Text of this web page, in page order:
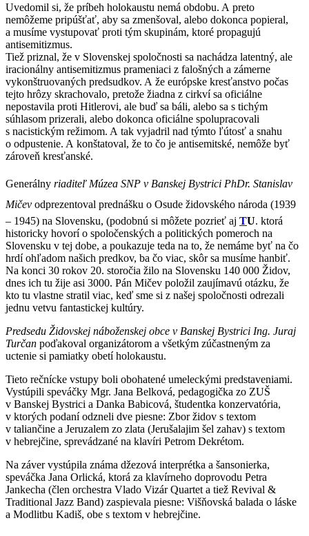
Uvedomil si, že príbeh holokaustu nemá obdobu. A preto
nemôžeme pripúšťať, aby sa zmenšoval, alebo dokonca popieral,
a musíme vystupovať proti tým skupinám, ktoré propagujú
antisemitizmus.
Tiež priznal, že v Slovenskej spoločnosti sa nachádza latentný, ale
iracionálny antisemitizmus prameniaci z falošných a zámerne
vykonštruovaných predsudkov. A že európske kresťanstvo počas
tejto hrôzy skrachovalo, pretože žiadna z cirkví sa oficiálne
nepostavila proti Hitlerovi, ale buď sa báli, alebo sa s tichým
súhlasom prizerali, alebo dokonca oficiálne spolupracovali
s nacistickým režimom. A tak vyjadril nad týmto ľútosť a snahu
o odpustenie. A konštatoval, že to čo je antisemitské, nemôže byť
zároveň kresťanské.
Generálny riaditeľ Múzea SNP v Banskej Bystrici PhDr. Stanislav
Mičev odprezentoval prednášku o Osude židovského národa (1939
– 1945) na Slovensku, (podobnú si môžete pozrieť aj TU. ktorá
historicky hovorí o spoločenských a politických pomeroch na
Slovensku v tej dobe, a poukazuje teda na to, že nemáme byť na čo
hrdí ohľadom našich predkov, ba čo viac, skôr sa musíme hanbiť.
Na konci 30 rokov 20. storočia žilo na Slovensku 140 000 Židov,
dnes ich tu žije asi 3000. Pán Mičev položil zaujímavú otázku, že
kto tu vlastne stratil viac, keď sme si z našej spoločnosti odrezali
jednu vetvu fantastickej kultúry.
Predsedu Židovskej náboženskej obce v Banskej Bystrici Ing. Juraj
Turčan poďakoval organizátorom a všetkým zúčastneným za
uctenie si pamiatky obetí holokaustu.
Tieto rečnícke vstupy boli obohatené umeleckými predstaveniami.
Vystúpili speváčky Mgr. Jana Belková, pedagogička zo ZUŠ
v Banskej Bystrici a Danka Babicová, študentka konzervatória,
v ktorých podaní odzneli dve piesne: Zbor židov s textom
v taliančine a Jeruzalem zo zlata (Jerušalajim šel zahav) s textom
v hebrejčine, sprevádzané na klavíri Petrom Dekrétom.
Na záver vystúpila známa džezová interprétka a šansonierka,
speváčka Jana Orlická, ktorá za klavírneho doprovodu Petra
Jankecha (člen orchestra Vlado Vizár Quartet a tiež Revival &
Traditional Jazz Band) zaspievala piesne: Višňovská balada o láske
a Modlitbu Kadiš, obe s textom v hebrejčine.